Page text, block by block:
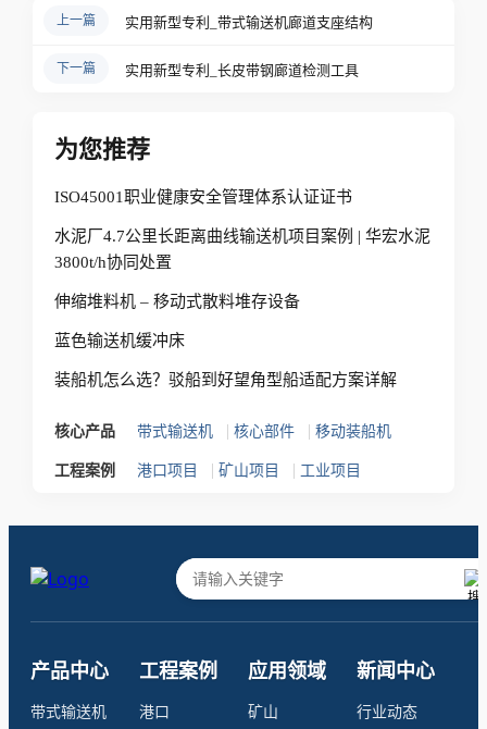
上一篇 实用新型专利_带式输送机廊道支座结构
下一篇 实用新型专利_长皮带钢廊道检测工具
为您推荐
ISO45001职业健康安全管理体系认证证书
水泥厂4.7公里长距离曲线输送机项目案例 | 华宏水泥
3800t/h协同处置
伸缩堆料机 – 移动式散料堆存设备
蓝色输送机缓冲床
装船机怎么选？驳船到好望角型船适配方案详解
核心产品 带式输送机 | 核心部件 | 移动装船机
工程案例 港口项目 | 矿山项目 | 工业项目
产品中心
带式输送机
工程案例
港口
应用领域
矿山
新闻中心
行业动态